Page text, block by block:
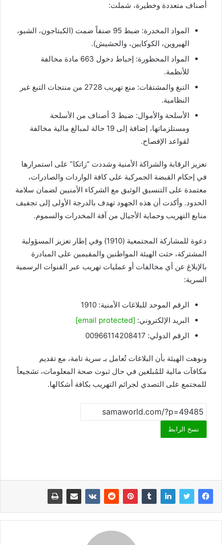
أصناف متعددة وخطيرة، شملت:
المواد المخدرة: ضبط 95 صنفاً ضمت (الكبتاجون، الشبو،
الهيروين، الكوكايين، والحشيش).
المواد المحظورة: إحباط دخول 663 مادة مخالفة
للأنظمة.
التبغ والمشتقات: منع تهريب 2728 من منتجات التبغ غير
النظامية.
الأسلحة والأموال: ضبط 3 أصناف من الأسلحة
ومستلزماتها، إضافة إلى 19 حالة لمبالغ مالية مخالفة
لقواعد الإفصاح.
تعزيز الرقابة والشراكة الأمنية وشددت “زاتكا” على استمرارها
في إحكام القبضة الجمركية على كافة الواردات والصادرات،
معتمدة على التنسيق الوثيق مع الشركاء الأمنيين لضمان سلامة
الحدود. وأكدت أن هذه الجهود تهدف بالدرجة الأولى إلى تجفيف
منابع التهريب وحماية الأجيال من آفة المخدرات والسموم.
دعوة للمشاركة المجتمعية (1910) وفي إطار تعزيز المسؤولية
المشتركة، حثت الهيئة المواطنين والمقيمين على المبادرة
بالإبلاغ عن أي مخالفات أو عمليات تهريب عبر القنوات الرسمية
السرية:
الرقم الموحد للبلاغات الأمنية: 1910
البريد الإلكتروني: [email protected]
الرقم الدولي: 00966114208417
ونوهت الهيئة بأن البلاغات تُعامل بـ سرية تامة، مع تقديم
مكافآت مالية للمُبلغين في حال ثبوت صحة المعلومات، تشجيعاً
للمجتمع على التصدي لجرائم التهريب بكافة أشكالها.
نسخ الرابط